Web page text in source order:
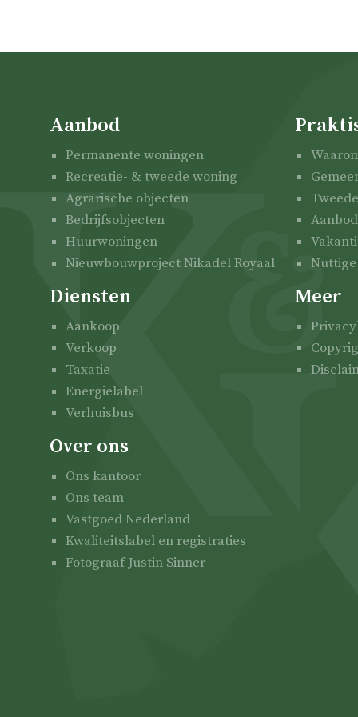
Aanbod
Permanente woningen
Recreatie- & tweede woning
Agrarische objecten
Bedrijfsobjecten
Huurwoningen
Nieuwbouwproject Nikadel Royaal
Diensten
Aankoop
Verkoop
Taxatie
Energielabel
Verhuisbus
Meer
Over ons
Ons kantoor
Ons team
Vastgoed Nederland
Kwaliteitslabel en registraties
Fotograaf Justin Sinner